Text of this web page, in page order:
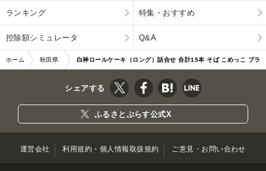
ランキング 特集・おすすめ
控除額シミュレータ Q&A
ホーム 秋田県 白神ロールケーキ（ロング）詰合せ 合計15本 そば こめっこ ブラ
ックベリー 3種×各…|10020
シェアする
ふるさとぷらす公式X
運営会社 利用規約・個人情報取扱規約 ご意見・お問い合わせ